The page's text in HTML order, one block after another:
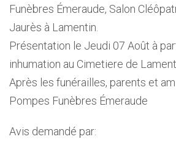
Funèbres Émeraude, Salon
Jaurès à Lamentin.
Présentation le Jeudi 07 Août à
inhumation au Cimetiere de
Après les funérailles, parents et
Pompes Funèbres Émeraude
Avis demandé par: